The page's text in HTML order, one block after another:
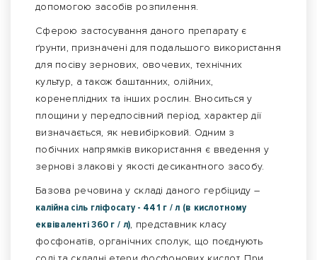
допомогою засобів розпилення.
Сферою застосування даного препарату є
ґрунти, призначені для подальшого використання
для посіву зернових, овочевих, технічних
культур, а також баштанних, олійних,
коренеплідних та інших рослин. Вноситься у
площини у передпосівний період, характер дії
визначається, як невибірковий. Одним з
побічних напрямків використання є введення у
зернові злакові у якості десикантного засобу.
Базова речовина у складі даного гербіциду –
калійна сіль гліфосату - 441 г / л (в кислотному
еквіваленті 360 г / л), представник класу
фосфонатів, органічних сполук, що поєднують